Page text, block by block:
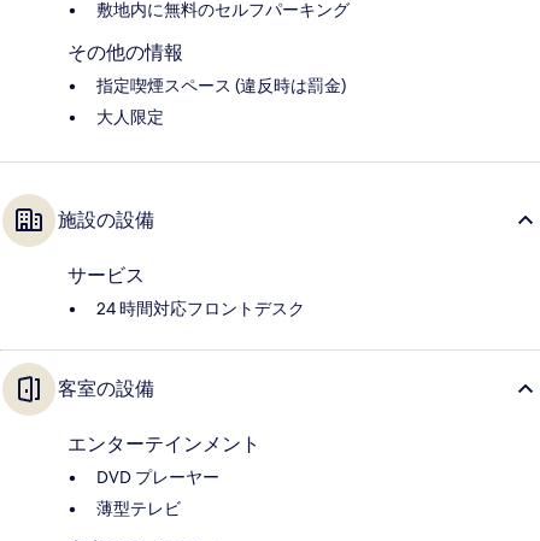
敷地内に無料のセルフパーキング
その他の情報
指定喫煙スペース (違反時は罰金)
大人限定
施設の設備
サービス
24 時間対応フロントデスク
客室の設備
エンターテインメント
DVD プレーヤー
薄型テレビ